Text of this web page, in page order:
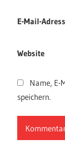
E-Mail-
Website
Name, E-
speichern.